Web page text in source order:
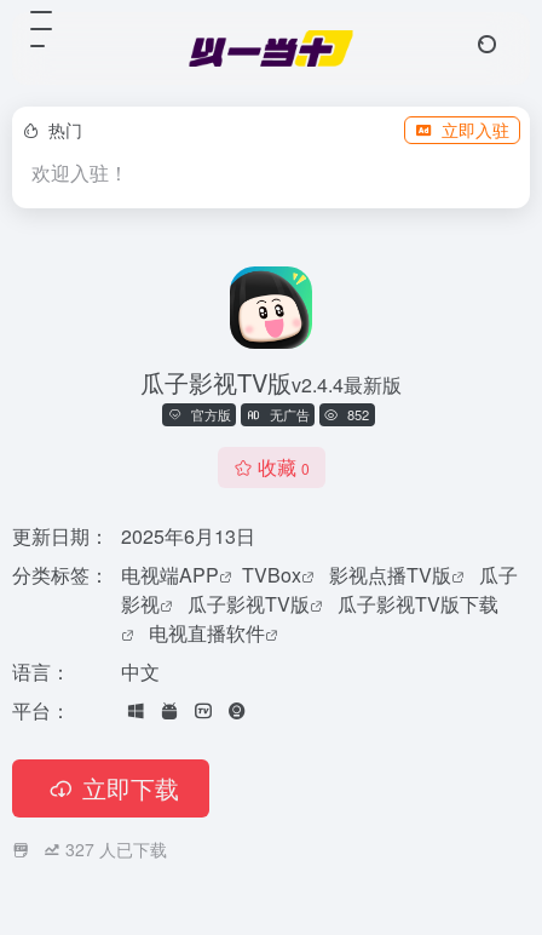
热门 立即入驻
欢迎入驻！
瓜子影视TV版v2.4.4最新版
官方版 无广告 852
收藏 0
更新日期：
2025年6月13日
分类标签：
电视端APP TVBox 影视点播TV版
瓜子
影视
瓜子影视TV版
瓜子影视TV版下载
电视直播软件
语言：
中文
平台：
立即下载
327 人已下载